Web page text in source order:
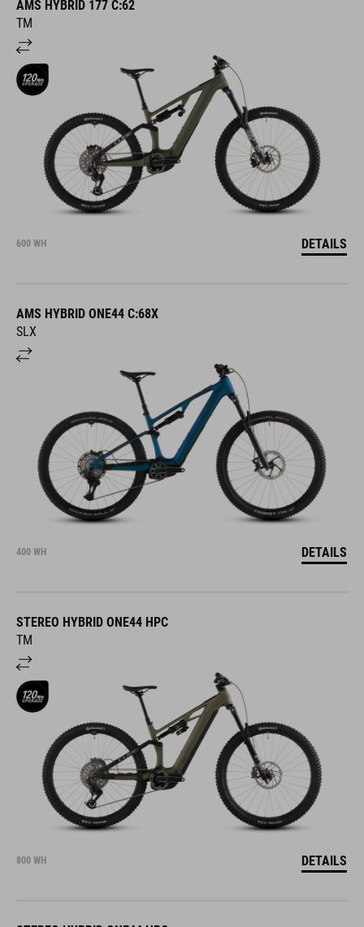
AMS HYBRID 177 C:62
TM
600 WH DETAILS
AMS HYBRID ONE44 C:68X
SLX
400 WH DETAILS
STEREO HYBRID ONE44 HPC
TM
800 WH DETAILS